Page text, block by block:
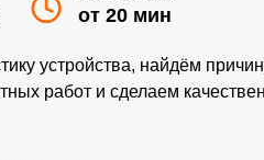
от 20 мин
устройства, найдём
работ и сделаем